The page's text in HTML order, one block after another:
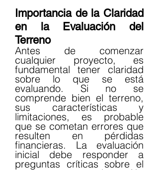
Importancia de la Claridad
en la Evaluación del
Terreno
Antes de comenzar
cualquier proyecto, es
fundamental tener claridad
sobre lo que se está
evaluando. Si no se
comprende bien el terreno,
sus características y
limitaciones, es probable
que se cometan errores que
resulten en pérdidas
financieras. La evaluación
inicial debe responder a
preguntas críticas sobre el